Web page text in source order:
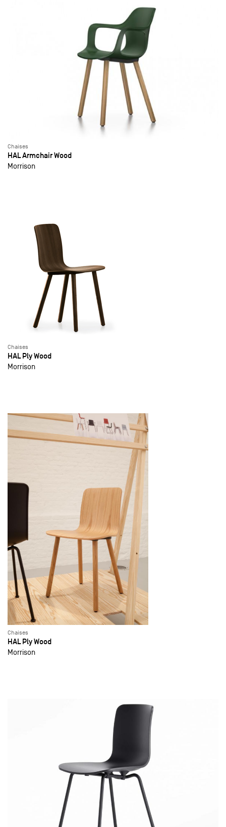
Chaises
HAL Armchair Wood
Morrison
Chaises
HAL Ply Wood
Morrison
Chaises
HAL Ply Wood
Morrison